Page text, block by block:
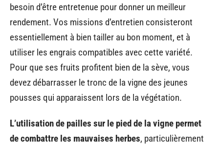
besoin d’être entretenue pour donner un meilleur
rendement. Vos missions d’entretien consisteront
essentiellement à bien tailler au bon moment, et à
utiliser les engrais compatibles avec cette variété.
Pour que ses fruits profitent bien de la sève, vous
devez débarrasser le tronc de la vigne des jeunes
pousses qui apparaissent lors de la végétation.
L’utilisation de pailles sur le pied de la vigne permet
de combattre les mauvaises herbes, particulièrement